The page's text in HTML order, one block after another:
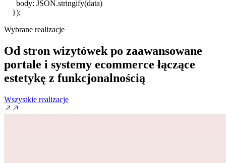
body: JSON.stringify(data)
});
Wybrane realizacje
Od stron wizytówek po zaawansowane
portale i systemy ecommerce łączące
estetykę z funkcjonalnością
Wszystkie realizacje